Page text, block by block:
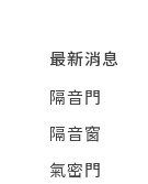
最新消息
隔音門
隔音窗
氣密門